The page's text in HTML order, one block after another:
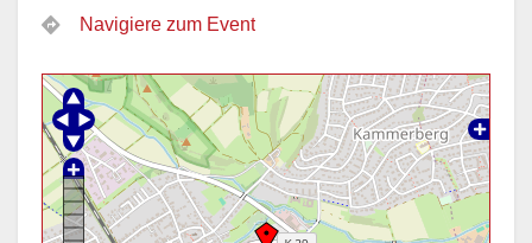
Navigiere zum Event